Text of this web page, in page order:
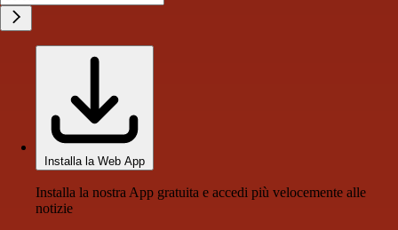
Installa la Web App
Installa la nostra App gratuita e accedi più velocemente alle
notizie